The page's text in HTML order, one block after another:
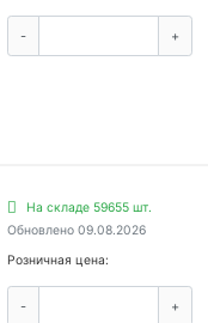
- +
На складе 59655 шт.
Обновлено 09.08.2026
Розничная цена:
- +